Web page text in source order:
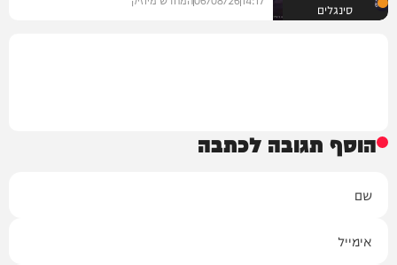
סינגלים
הוסף תגובה לכתבה